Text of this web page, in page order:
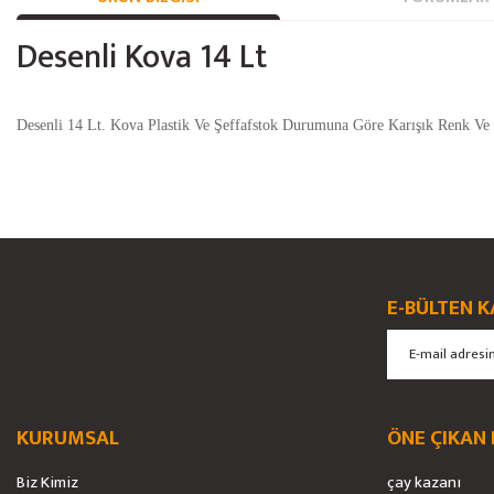
Desenli Kova 14 Lt
Desenli 14 Lt. Kova Plastik Ve Şeffafstok Durumuna Göre Karışık Renk
Görüş ve önerileriniz için teşekkür ederiz.
E-BÜLTEN
KURUMSAL
Biz Kimiz
ÖNE ÇIKAN
çay kazanı